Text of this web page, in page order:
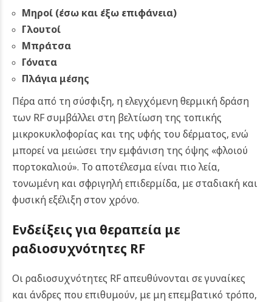
Μηροί (έσω και έξω επιφάνεια)
Γλουτοί
Μπράτσα
Γόνατα
Πλάγια μέσης
Πέρα από τη σύσφιξη, η ελεγχόμενη θερμική δράση
των RF συμβάλλει στη βελτίωση της τοπικής
μικροκυκλοφορίας και της υφής του δέρματος, ενώ
μπορεί να μειώσει την εμφάνιση της όψης «φλοιού
πορτοκαλιού». Το αποτέλεσμα είναι πιο λεία,
τονωμένη και σφριγηλή επιδερμίδα, με σταδιακή και
φυσική εξέλιξη στον χρόνο.
Ενδείξεις για θεραπεία με
ραδιοσυχνότητες RF
Οι ραδιοσυχνότητες RF απευθύνονται σε γυναίκες
και άνδρες που επιθυμούν, με μη επεμβατικό τρόπο,